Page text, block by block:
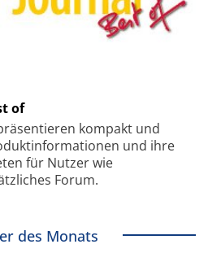
of
kompakt und
und ihre
für Nutzer wie
Forum.
des Monats